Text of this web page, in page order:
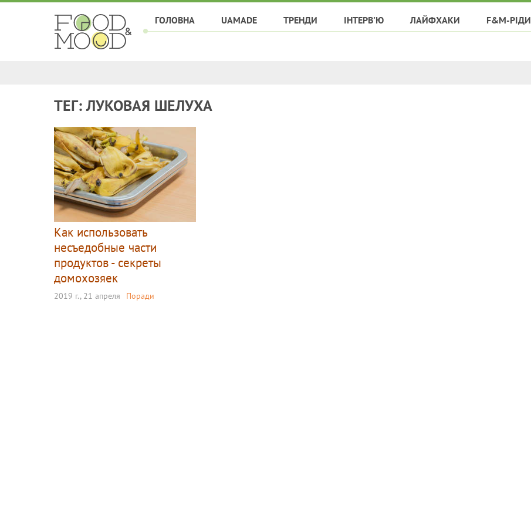
ГОЛОВНА UAMADE ТРЕНДИ ІНТЕРВ'Ю ЛАЙФХАКИ F&M-РІДИ
ТЕГ: ЛУКОВАЯ ШЕЛУХА
Как использовать
несъедобные части
продуктов - секреты
домохозяек
2019 г., 21 апреля Поради